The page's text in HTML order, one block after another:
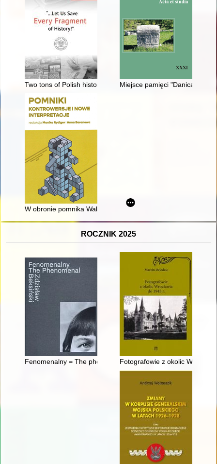
Two tons of Polish history sailed to the fatherland" : the Polish
Miejsce pamięci "Danica" w
W obronie pomnika Walk Rewolucyjnych w Rzeszowie
ROCZNIK 2025
Fenomenalny = The phenomenal Zdzisław Beksiński
Fotografowie z okolic